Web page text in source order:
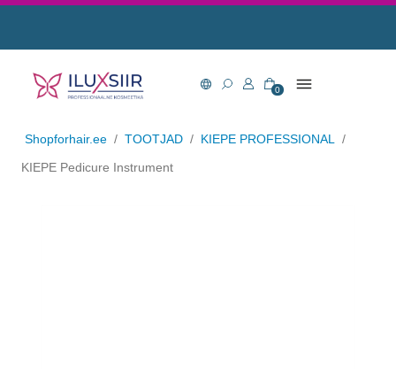
0
Shopforhair.ee / TOOTJAD / KIEPE PROFESSIONAL
/
KIEPE Pedicure Instrument